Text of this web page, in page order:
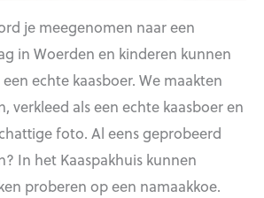
je meegenomen naar een
in Woerden en kinderen kunnen
echte kaasboer. We maakten
verkleed als een echte kaasboer en
foto. Al eens geprobeerd
In het Kaaspakhuis kunnen
proberen op een namaakkoe.